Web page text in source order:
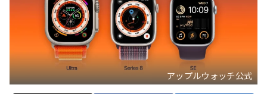
アップルウォッチ公式